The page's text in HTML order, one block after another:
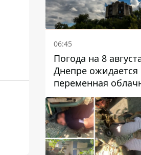
06:45
Погода на 8
Днепре ожидается
переменная
может пойти